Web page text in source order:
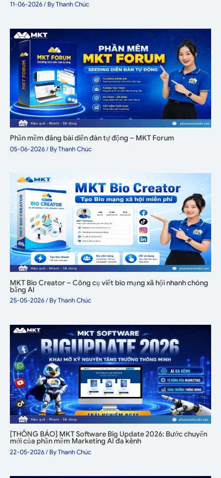
11-06-2026/ ByThanh Chúc
Phần mềm đăng bài diễn đàn tự động – MKT Forum
05-06-2026/ ByThanh Chúc
MKT Bio Creator – Công cụ viết bio mạng xã hội nhanh chóng
bằng AI
25-05-2026/ ByThanh Chúc
[THÔNG BÁO] MKT Software Big Update 2026: Bước chuyển
mới của phần mềm Marketing AI đa kênh
22-05-2026/ ByThanh Chúc